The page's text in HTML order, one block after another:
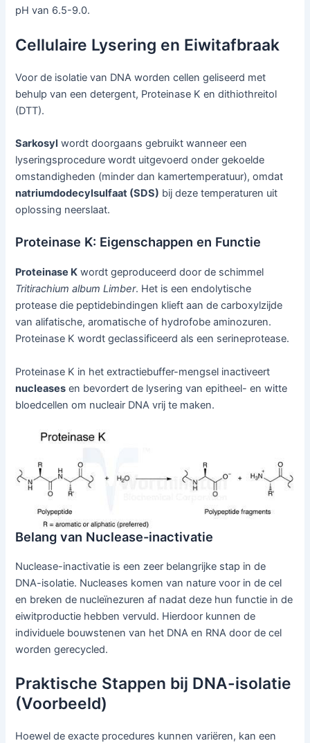
pH van 6.5-9.0.
Cellulaire Lysering en Eiwitafbraak
Voor de isolatie van DNA worden cellen geliseerd met
behulp van een detergent, Proteinase K en dithiothreitol
(DTT).
Sarkosyl wordt doorgaans gebruikt wanneer een
lyseringsprocedure wordt uitgevoerd onder gekoelde
omstandigheden (minder dan kamertemperatuur), omdat
natriumdodecylsulfaat (SDS) bij deze temperaturen uit
oplossing neerslaat.
Proteinase K: Eigenschappen en Functie
Proteinase K wordt geproduceerd door de schimmel
Tritirachium album Limber. Het is een endolytische
protease die peptidebindingen klieft aan de carboxylzijde
van alifatische, aromatische of hydrofobe aminozuren.
Proteinase K wordt geclassificeerd als een serineprotease.
Proteinase K in het extractiebuffer-mengsel inactiveert
nucleases en bevordert de lysering van epitheel- en witte
bloedcellen om nucleair DNA vrij te maken.
Belang van Nuclease-inactivatie
Nuclease-inactivatie is een zeer belangrijke stap in de
DNA-isolatie. Nucleases komen van nature voor in de cel
en breken de nucleïnezuren af nadat deze hun functie in de
eiwitproductie hebben vervuld. Hierdoor kunnen de
individuele bouwstenen van het DNA en RNA door de cel
worden gerecycled.
Praktische Stappen bij DNA-isolatie
(Voorbeeld)
Hoewel de exacte procedures kunnen variëren, kan een